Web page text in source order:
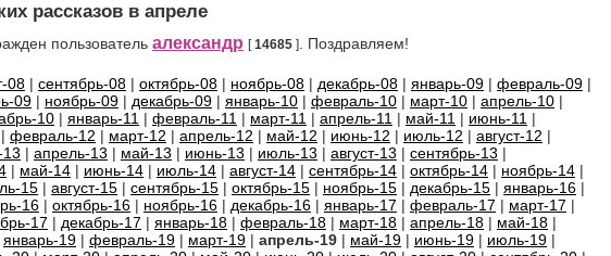
рассказов в апреле
пользователь александр [14685 ] . Поздравляем!
08 | сентябрь-08 | октябрь-08 | ноябрь-08 | декабрь-08 | январь-09 | февраль-09 |
09 | ноябрь-09 | декабрь-09 | январь-10 | февраль-10 | март-10 | апрель-10 |
10 | январь-11 | февраль-11 | март-11 | апрель-11 | май-11 | июнь-11 |
| февраль-12 | март-12 | апрель-12 | май-12 | июнь-12 | июль-12 | август-12 |
| апрель-13 | май-13 | июнь-13 | июль-13 | август-13 | сентябрь-13 |
| май-14 | июнь-14 | июль-14 | август-14 | сентябрь-14 | октябрь-14 | ноябрь-14 |
15 | август-15 | сентябрь-15 | октябрь-15 | ноябрь-15 | декабрь-15 | январь-16 |
16 | октябрь-16 | ноябрь-16 | декабрь-16 | январь-17 | февраль-17 | март-17 |
17 | декабрь-17 | январь-18 | февраль-18 | март-18 | апрель-18 | май-18 |
январь-19 | февраль-19 | март-19 | апрель-19 | май-19 | июнь-19 | июль-19 |